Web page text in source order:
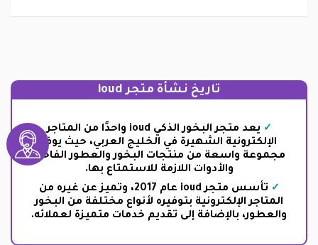
تاريخ نشأة متجر ioud
يعد متجر البخور الذكي ioud واحدًا من المتاجر
الإلكترونية الشهيرة في الخليج العربي، حيث يوفر
مجموعة واسعة من منتجات البخور والعطور الفاخرة
والأدوات اللازمة للاستمتاع بها.
تأسس متجر ioud عام 2017، وتميز عن غيره من
المتاجر الإلكترونية بتوفيره لأنواع مختلفة من البخور
والعطور، بالإضافة إلى تقديم خدمات متميزة لعملائه.